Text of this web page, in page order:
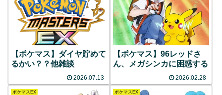
【ポケマス】ダイヤ貯めて
るかい？？他雑談
2026.07.13
【ポケマス】96レッドさ
ん、メガシンカに困惑する
2026.02.28
ポケマスEX ポケマスEX